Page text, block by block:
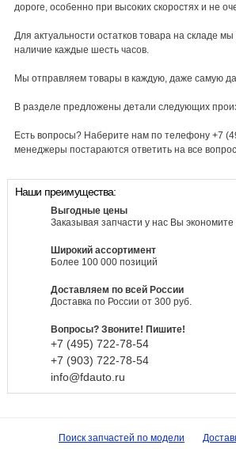
дороге, особенно при высоких скоростях и не
Для актуальности остатков товара на складе
наличие каждые шесть часов.
Мы отправляем товары в каждую, даже самую
В разделе предложены детали следующих
Есть вопросы? Наберите нам по телефону +7
менеджеры постараются ответить на все
Наши преимущества:
Выгодные цены
Заказывая запчасти у нас Вы экономите
Широкий ассортимент
Более 100 000 позиций
Доставляем по всей России
Доставка по России от 300 руб.
Вопросы? Звоните! Пишите!
+7 (495) 722-78-54
+7 (903) 722-78-54
info@fdauto.ru
Поиск запчастей по модели